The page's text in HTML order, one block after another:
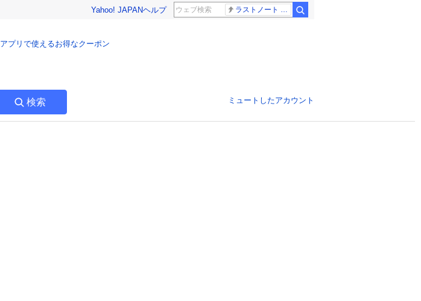
Yahoo! JAPANヘルプ ラストノート 内田有紀
プリで使えるお得なクーポン
検索 ミュートしたアカウント